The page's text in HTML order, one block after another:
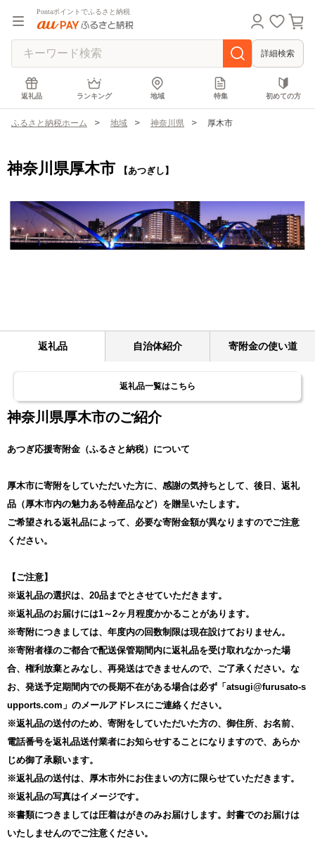
Pontaポイントでふるさと納税
詳細検索
返礼品 ランキング 地域 特集 初めての方
ふるさと納税ホーム 地域 神奈川県 厚木市
神奈川県厚木市 【あつぎし】
返礼品 自治体紹介 寄附金の使い道
返礼品一覧はこちら
神奈川県厚木市のご紹介
あつぎ応援寄附金（ふるさと納税）について
厚木市に寄附をしていただいた方に、感謝の気持ちとして、後日、返礼
品（厚木市内の魅力ある特産品など）を贈呈いたします。
ご希望される返礼品によって、必要な寄附金額が異なりますのでご注意
ください。
【ご注意】
※返礼品の選択は、20品までとさせていただきます。
※返礼品のお届けには1～2ヶ月程度かかることがあります。
※寄附につきましては、年度内の回数制限は現在設けておりません。
※寄附者様のご都合で配送保管期間内に返礼品を受け取れなかった場
合、権利放棄とみなし、再発送はできませんので、ご了承ください。な
お、発送予定期間内での長期不在がある場合は必ず「atsugi@furusato-s
upports.com」のメールアドレスにご連絡ください。
※返礼品の送付のため、寄附をしていただいた方の、御住所、お名前、
電話番号を返礼品送付業者にお知らせすることになりますので、あらか
じめ御了承願います。
※返礼品の送付は、厚木市外にお住まいの方に限らせていただきます。
※返礼品の写真はイメージです。
※書類につきましては圧着はがきのみお届けします。封書でのお届けは
いたしませんのでご注意ください。